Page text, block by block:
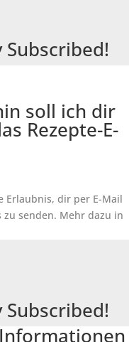
Subscribed!
soll ich dir
Rezepte-E-
Erlaubnis, dir per E-Mail
zu senden. Mehr dazu in
Subscribed!